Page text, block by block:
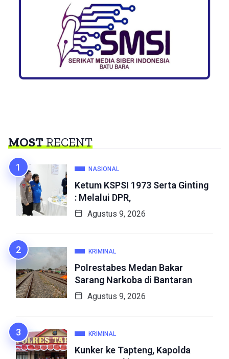
MOSTRECENT
NASIONAL
Ketum KSPSI 1973 Serta Ginting
: Melalui DPR,
Agustus 9, 2026
KRIMINAL
Polrestabes Medan Bakar
Sarang Narkoba di Bantaran
Agustus 9, 2026
KRIMINAL
Kunker ke Tapteng, Kapolda